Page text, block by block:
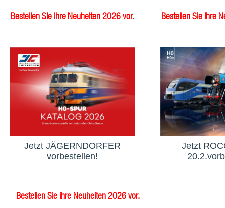
Bestellen Sie ihre Neuheiten 2026 vor.
Jetzt JÄGERNDORFER
vorbestellen!
Bestellen Sie ihre
Jetzt
Bestellen Sie ihre Neuheiten 2026 vor.